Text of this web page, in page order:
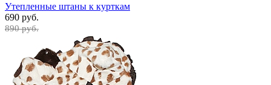
Утепленные штаны к курткам
690 руб.
890 руб.